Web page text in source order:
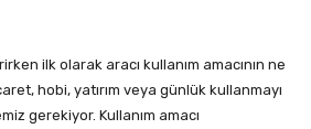
ilk olarak aracı kullanım amacının ne
hobi, yatırım veya günlük kullanmayı
gerekiyor. Kullanım amacı